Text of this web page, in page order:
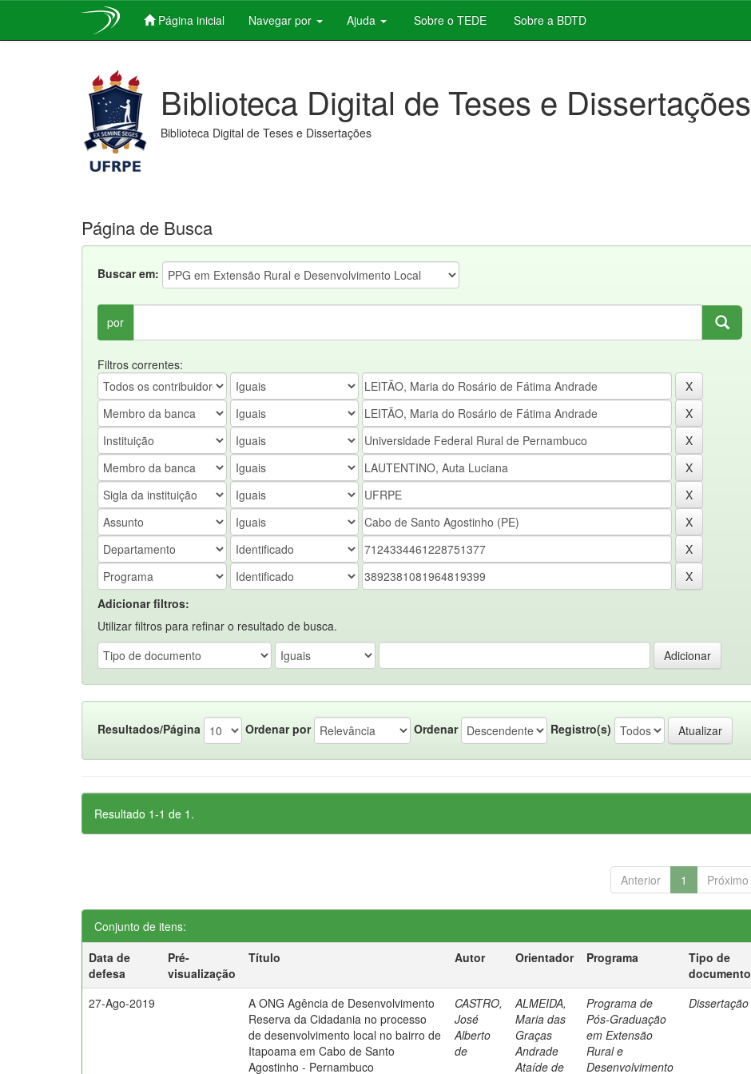
Página inicial Navegar por Ajuda Sobre o TEDE Sobre a BDTD
Biblioteca Digital de Teses e Dissertações
Biblioteca Digital de Teses e Dissertações
Página de Busca
Buscar em:
por
Filtros correntes:
Adicionar filtros:
Utilizar filtros para refinar o resultado de busca.
Resultados/Página Ordenar por Ordenar Registro(s)
Resultado 1-1 de 1.
Anterior 1 Próximo
Conjunto de itens:
Data de
defesa
Pré-
visualização
Título Autor Orientador Programa
Tipo de
documento
27-Ago-2019
A ONG Agência de Desenvolvimento
Reserva da Cidadania no processo
de desenvolvimento local no bairro de
Itapoama em Cabo de Santo
Agostinho - Pernambuco
CASTRO,
José
Alberto
de
ALMEIDA,
Maria das
Graças
Andrade
Ataíde de
Programa de
Pós-Graduação
em Extensão
Rural e
Desenvolvimento
Dissertação